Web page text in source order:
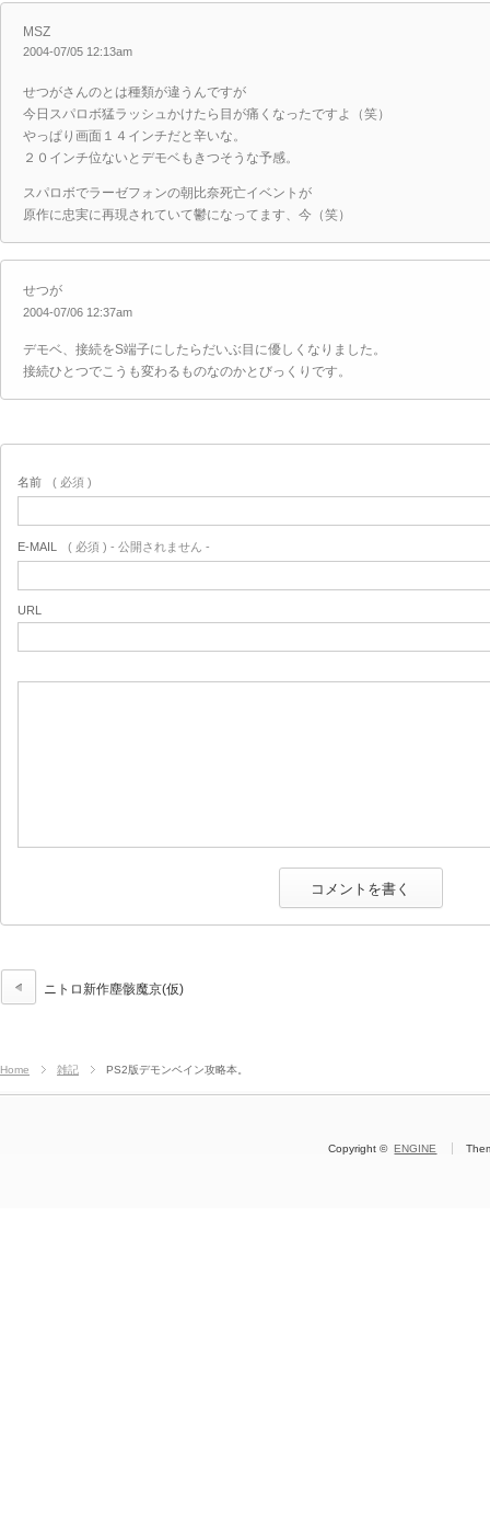
MSZ
2004-07/05 12:13am
せつがさんのとは種類が違うんですが
今日スパロボ猛ラッシュかけたら目が痛くなったですよ（笑）
やっぱり画面１４インチだと辛いな。
２０インチ位ないとデモベもきつそうな予感。
スパロボでラーゼフォンの朝比奈死亡イベントが
原作に忠実に再現されていて鬱になってます、今（笑）
せつが
2004-07/06 12:37am
デモベ、接続をS端子にしたらだいぶ目に優しくなりました。
接続ひとつでこうも変わるものなのかとびっくりです。
名前 ( 必須 )
E-MAIL ( 必須 ) - 公開されません -
URL
ニトロ新作塵骸魔京(仮)
Home 雑記 PS2版デモンベイン攻略本。
Copyright ©ENGINE